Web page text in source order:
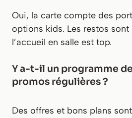
Oui, la carte compte des
options kids. Les restos
l’accueil en salle est top.
Y a-t-il un programme
promos régulières ?
Des offres et bons plans